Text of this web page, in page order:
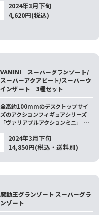
2024年3月下旬
4,620円(税込)
VAMINI スーパーグランゾート/
スーパーアクアビート/スーパーウ
インザート 3種セット
全高約100mmのデスクトップサイ
ズのアクションフィギュアシリーズ
「ヴァリアブルアクションミニ」 …
2024年3月下旬
14,850円(税込・送料別)
魔動王グランゾート スーパーグラ
ンゾート